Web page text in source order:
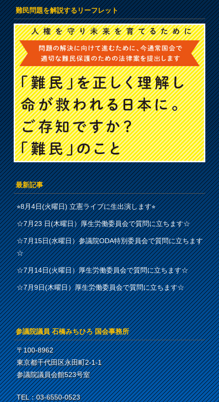
難民問題を解説するリーフレット
最新記事
⭐︎8月4日(火曜日) 立憲ライブに生出演します⭐︎
☆7月23 日(木曜日）厚生労働委員会で質問に立ちます☆
☆7月15日(水曜日）参議院ODA特別委員会で質問に立ちます
☆
☆7月14日(火曜日）厚生労働委員会で質問に立ちます☆
☆7月9日(木曜日）厚生労働委員会で質問に立ちます☆
参議院議員 石橋みちひろ 国会事務所
〒100-8962
東京都千代田区永田町2-1-1
参議院議員会館523号室
TEL：03-6550-0523